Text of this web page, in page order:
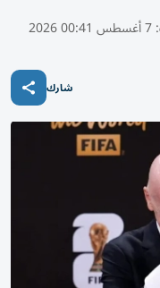
7 أغسطس 00:41 2026
شارك